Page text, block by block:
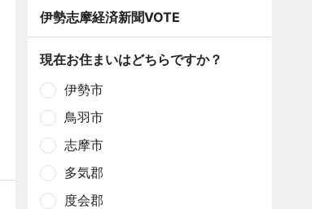
伊勢志摩経済新聞VOTE
現在お住まいはどちらですか？
伊勢市
鳥羽市
志摩市
多気郡
度会郡